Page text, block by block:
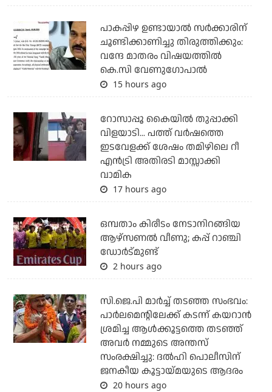
പാകപ്പിഴ ഉണ്ടായാല്‍ സര്‍ക്കാരിന്
ചൂണ്ടിക്കാണിച്ചു തിരുത്തിക്കും:
വന്ദേ മാതരം വിഷയത്തില്‍
കെ.സി വേണുഗോപാല്‍
15 hours ago
റോസാപ്പൂ കൈയില്‍ തുപ്പാക്കി
വിളയാടി... പത്ത് വര്‍ഷത്തെ
ഇടവേളക്ക് ശേഷം തമിഴിലെ റീ
എന്‍ട്രി അതിരടി മാസ്സാക്കി
വാമിക
17 hours ago
ഒമ്പതാം കിരീടം നേടാനിറങ്ങിയ
ആഴ്സണല്‍ വീണു; കപ്പ് റാഞ്ചി
ഡോര്‍ട്മുണ്ട്
2 hours ago
സി.ജെ.പി മാര്‍ച്ച് തടഞ്ഞ സംഭവം:
പാര്‍ലമെന്റിലേക്ക് കടന്ന് കയറാന്‍
ശ്രമിച്ച ആള്‍ക്കൂട്ടത്തെ തടഞ്ഞ്
അവര്‍ നമ്മുടെ അന്തസ്
സംരക്ഷിച്ചു: ദല്‍ഹി പൊലീസിന്
ജനകീയ കൂട്ടായ്മയുടെ ആദരം
20 hours ago